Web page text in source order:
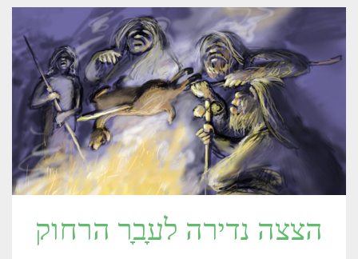
הצצה נדירה לעָבָר הרחוק